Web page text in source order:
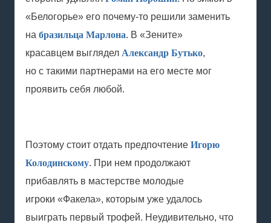
«Белогорье» его почему-то решили заменить
на бразильца Марлона. В «Зените»
красавцем выглядел Александр Бутько,
но с такими партнерами на его месте мог
проявить себя любой.
Поэтому стоит отдать предпочтение Игорю
Колодинскому. При нем продолжают
прибавлять в мастерстве молодые
игроки «Факела», которым уже удалось
выиграть первый трофей. Неудивительно, что